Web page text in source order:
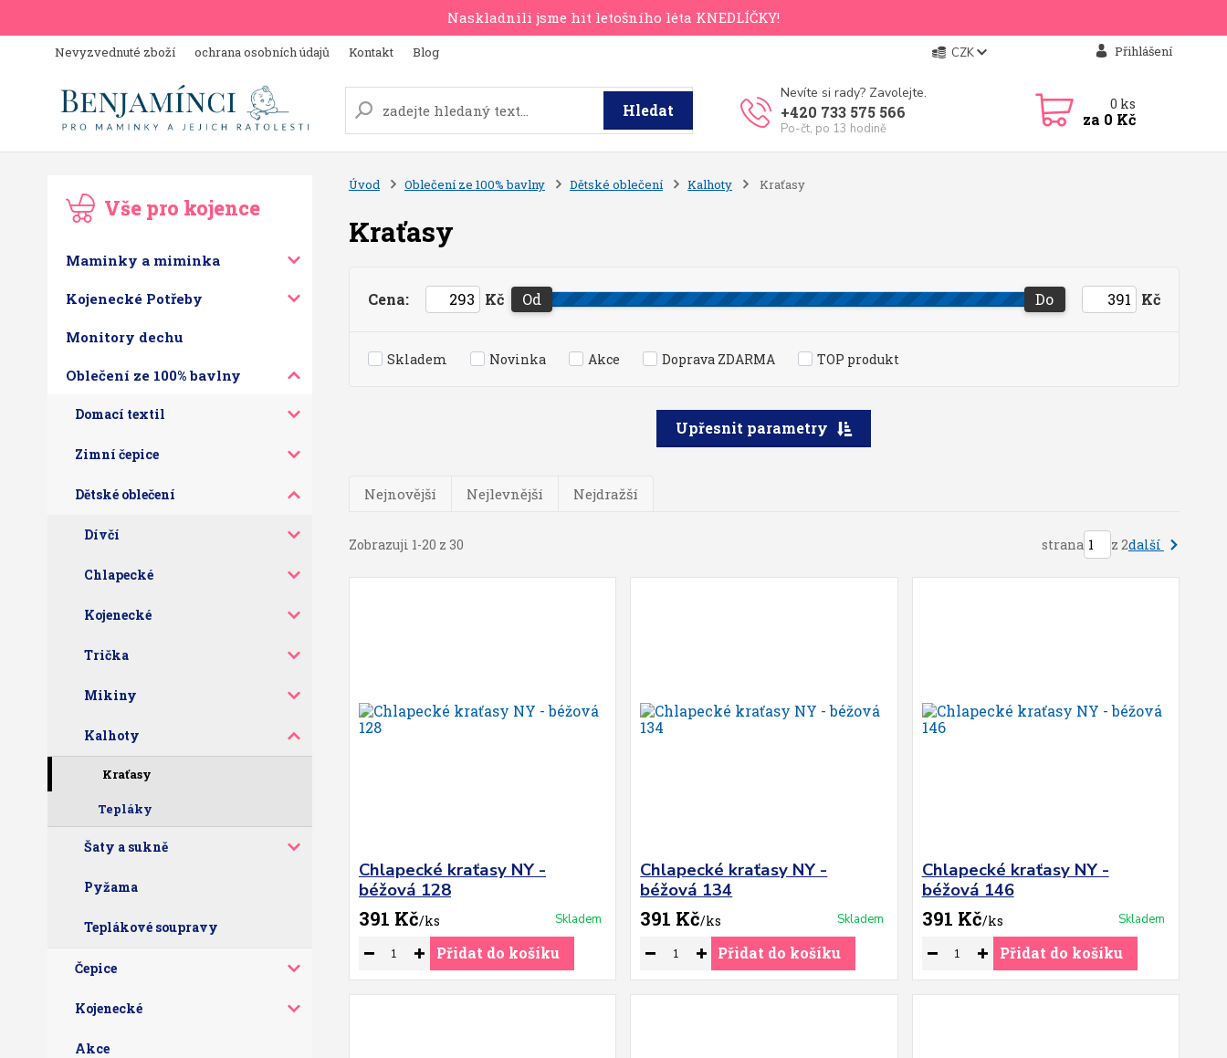
Naskladnili jsme hit letošního léta KNEDLÍČKY!
Nevyzvednuté zboží ochrana osobních údajů Kontakt Blog CZK Přihlášení
Hledat
Nevíte si rady? Zavolejte.
+420 733 575 566
Po-čt, po 13 hodině
0 ks
za 0 Kč
Vše pro kojence
Maminky a miminka
Kojenecké Potřeby
Monitory dechu
Oblečení ze 100% bavlny
Domací textil
Zimní čepice
Dětské oblečení
Dívčí
Chlapecké
Kojenecké
Trička
Mikiny
Kalhoty
Kraťasy
Tepláky
Šaty a sukně
Pyžama
Teplákové soupravy
Čepice
Kojenecké
Akce
Úvod Oblečení ze 100% bavlny Dětské oblečení Kalhoty Kraťasy
Kraťasy
Upřesnit parametry
Cena: Kč Od Do Kč
Skladem Novinka Akce Doprava ZDARMA TOP produkt
Nejnovější Nejlevnější Nejdražší
Zobrazuji 1-20 z 30 strana z 2další
Chlapecké kraťasy NY -
béžová 128
391 Kč/ks Skladem
Přidat do košíku
Chlapecké kraťasy NY -
béžová 134
391 Kč/ks Skladem
Přidat do košíku
Chlapecké kraťasy NY -
béžová 146
391 Kč/ks Skladem
Přidat do košíku